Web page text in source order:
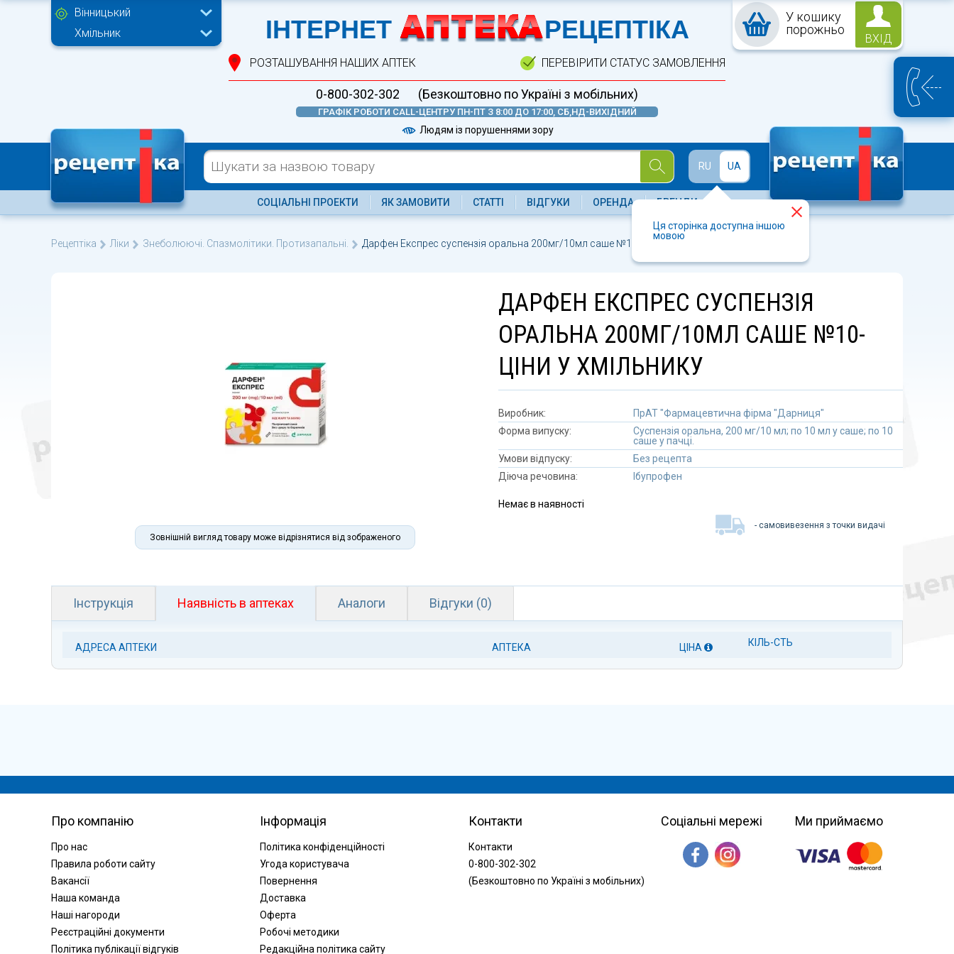
Вінницький
Хмільник
У кошику
порожньо
ВХІД
ІНТЕРНЕТ АПТЕКА
РЕЦЕПТІКА
РОЗТАШУВАННЯ НАШИХ АПТЕК ПЕРЕВІРИТИ СТАТУС ЗАМОВЛЕННЯ
0-800-302-302 (Безкоштовно по Україні з мобільних)
ГРАФІК РОБОТИ CALL-ЦЕНТРУ ПН-ПТ З 8:00 ДО 17:00, СБ,НД-ВИХІДНИЙ
Людям із порушеннями зору
RU UA
Ця сторінка доступна іншою
мовою
СОЦІАЛЬНІ ПРОЕКТИ ЯК ЗАМОВИТИ СТАТТІ ВІДГУКИ ОРЕНДА БРЕНДИ
Рецептіка Ліки Знеболюючі. Спазмолітики. Протизапальні. Дарфен Експрес суспензія оральна 200мг/10мл саше №10
Зовнішній вигляд товару може відрізнятися від зображеного
ДАРФЕН ЕКСПРЕС СУСПЕНЗІЯ
ОРАЛЬНА 200МГ/10МЛ САШЕ №10-
ЦІНИ У ХМІЛЬНИКУ
Виробник:
ПрАТ "Фармацевтична фірма "Дарниця"
Форма випуску:
Суспензія оральна, 200 мг/10 мл; по 10 мл у саше; по 10
саше у пачці.
Умови відпуску:
Без рецепта
Діюча речовина:
Ібупрофен
Немає в наявності
- самовивезення з точки видачі
Інструкція Наявність в аптеках Аналоги Відгуки (0)
АДРЕСА АПТЕКИ АПТЕКА ЦІНА КІЛЬ-СТЬ
Про компанію
Про нас
Правила роботи сайту
Вакансії
Наша команда
Наші нагороди
Реєстраційні документи
Політика публікації відгуків
Інформація
Політика конфіденційності
Угода користувача
Повернення
Доставка
Оферта
Робочі методики
Редакційна політика сайту
Контакти
Контакти
0-800-302-302
(Безкоштовно по Україні з мобільних)
Соціальні мережі Ми приймаємо